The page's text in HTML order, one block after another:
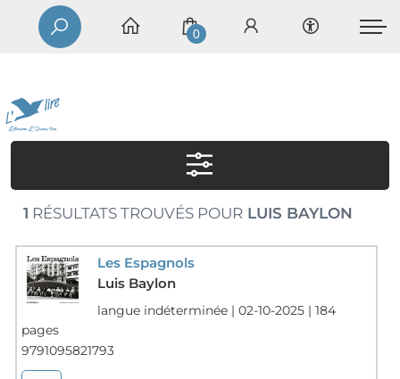
0
1 RÉSULTATS TROUVÉS POURLUIS BAYLON
Les Espagnols
Luis Baylon
langue indéterminée | 02-10-2025 | 184
pages
9791095821793